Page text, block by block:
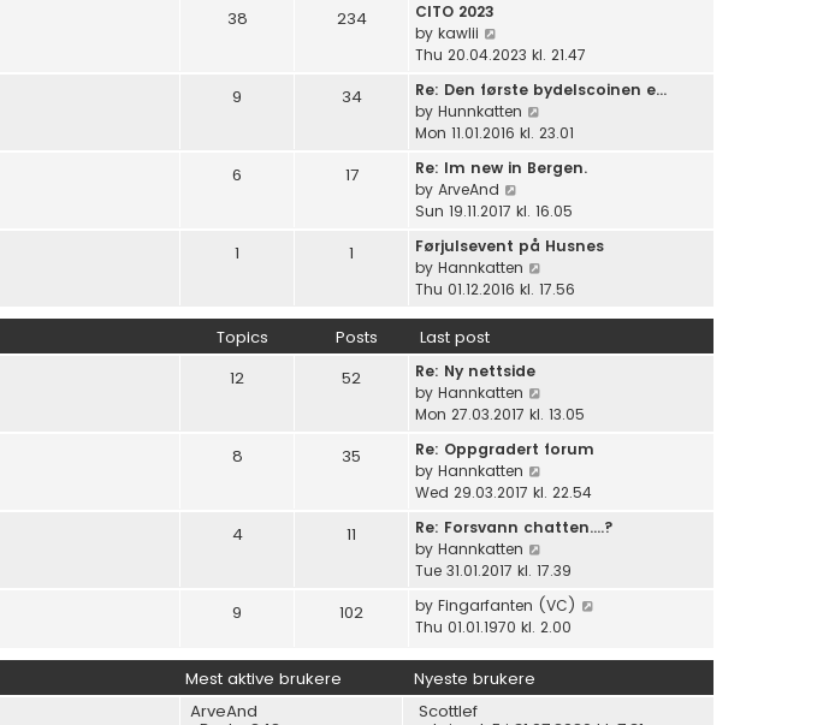
o
s
t
a
e
s
t
p
o
s
t
h
e
l
a
e
p
o
s
t
38 234
CITO 2023
by kawlii
i
w
t
h
e
l
a
e
s
t
s
t
Thu 20.04.2023 kl. 21.47
9 34
Re: Den første bydelscoinen e…
by Hunnkatten
i
w
h
e
a
o
Mon 11.01.2016 kl. 23.01
6 17
Re: Im new in Bergen.
by ArveAnd
i
w
t
h
e
a
t
e
s
t
p
o
Sun 19.11.2017 kl. 16.05
1 1
Førjulsevent på Husnes
by Hannkatten
i
t
l
a
t
e
s
t
o
s
t
Thu 01.12.2016 kl. 17.56
Topics Posts Last post
12 52
Re: Ny nettside
by Hannkatten
w
h
e
a
e
s
o
Mon 27.03.2017 kl. 13.05
8 35
Re: Oppgradert forum
by Hannkatten
i
w
h
e
l
t
Wed 29.03.2017 kl. 22.54
4 11
Re: Forsvann chatten....?
by Hannkatten
i
e
w
t
h
l
a
Tue 31.01.2017 kl. 17.39
9 102 by Fingarfanten (VC)
t
Thu 01.01.1970 kl. 2.00
Mest aktive brukere Nyeste brukere
ArveAnd Scottlef